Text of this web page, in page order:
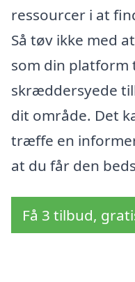
ressourcer i at
Så tøv ikke med
som din platform
skræddersyede
dit område. Det
træffe en
at du får den
Få 3 tilbud,